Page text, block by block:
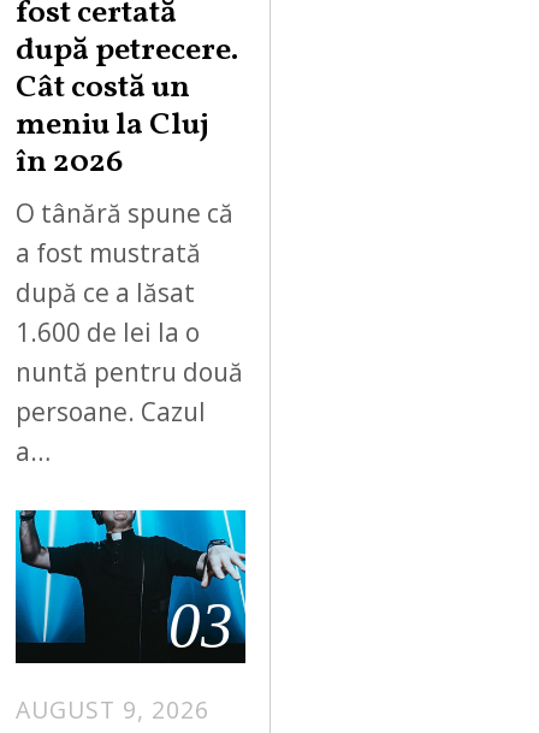
fost certată
după petrecere.
Cât costă un
meniu la Cluj
în 2026
O tânără spune că
a fost mustrată
după ce a lăsat
1.600 de lei la o
nuntă pentru două
persoane. Cazul
a…
03
AUGUST 9, 2026